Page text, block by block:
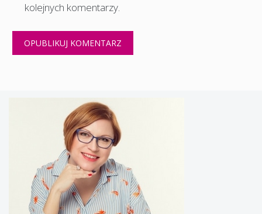
kolejnych komentarzy.